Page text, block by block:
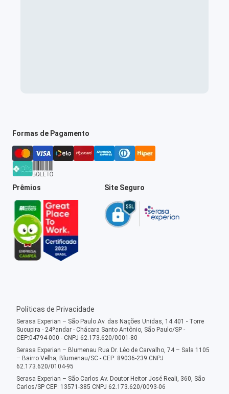
Formas de Pagamento
Prêmios Site Seguro
Políticas de Privacidade
Serasa Experian – São Paulo Av. das Nações Unidas, 14.401 - Torre
Sucupira - 24ºandar - Chácara Santo Antônio, São Paulo/SP -
CEP:04794-000 - CNPJ 62.173.620/0001-80
Serasa Experian – Blumenau Rua Dr. Léo de Carvalho, 74 – Sala 1105
– Bairro Velha, Blumenau/SC - CEP: 89036-239 CNPJ
62.173.620/0104-95
Serasa Experian – São Carlos Av. Doutor Heitor José Reali, 360, São
Carlos/SP CEP: 13571-385 CNPJ 62.173.620/0093-06